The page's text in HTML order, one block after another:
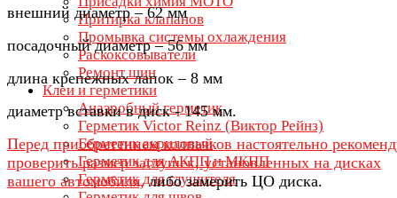
Притирка клапанов
Промывка системы охлаждения
Раскоксовыватели
Ремонт шин
Клеи и герметики
Анаэробный герметик
Герметик Victor Reinz (Виктор Рейнз)
Герметик акриловый
Герметик для АКПП и МКПП
Герметик для глушителя
внешний диаметр – 62 мм
посадочный диаметр – 56 мм
длина крепежных лапок – 8 мм
диаметр вставки в диск - 145 мм.
Перед приобретением колпачков настоятельно
проверить размер заглушек, установленных на дисках
вашего автомобиля,либо замерить ЦО диска.